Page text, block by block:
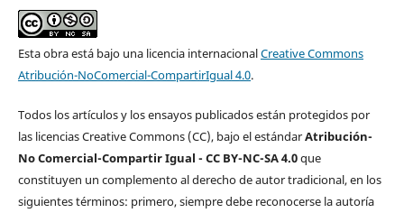
Esta obra está bajo una licencia internacionalCreative Commons
Atribución-NoComercial-CompartirIgual 4.0.
Todos los artículos y los ensayos publicados están protegidos por
las licencias Creative Commons (CC), bajo el estándarAtribución-
No Comercial-Compartir Igual - CC BY-NC-SA 4.0que
constituyen un complemento al derecho de autor tradicional, en los
siguientes términos: primero, siempre debe reconocerse la autoría